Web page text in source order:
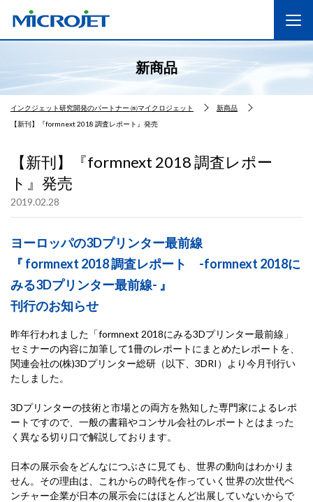
新商品
インクジェット研究開発のパートナー ㈱マイクロジェット
新商品
【新刊】『formnext 2018 調査レポート』発売
【新刊】『formnext 2018 調査レポー
ト』発売
2019.02.28
ヨーロッパの3Dプリンター最前線
『 formnext 2018 調査レポート -formnext 2018に
みる3Dプリンター最前線- 』
刊行のお知らせ
昨年行われました「formnext 2018にみる3Dプリンター最前線」
セミナーの内容に加筆して1冊のレポートにまとめたレポートを、
関連会社の(株)3Dプリンター総研（以下、3DRI）より今月刊行い
たしました。
3Dプリンターの技術と市場との両方を熟知した専門家によるレポ
ートですので、一般の書籍やコンサル会社のレポートとはまった
く異なる切り口で解説しております。
日本の展示会をどんなにつぶさに見ても、世界の動向はわかりま
せん。その理由は、これからの時代を作っていく世界の次世代ベ
ンチャー企業が日本の展示会にはほとんど出展していないからで